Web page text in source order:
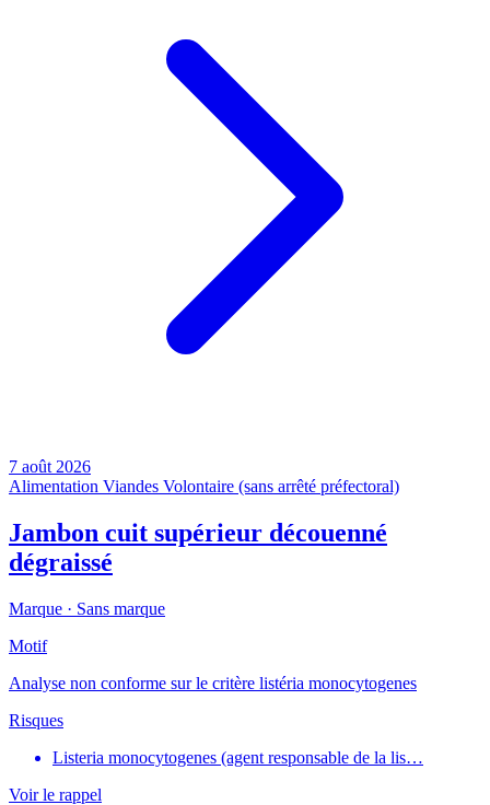
7 août 2026
Alimentation Viandes Volontaire (sans arrêté préfectoral)
Jambon cuit supérieur découenné
dégraissé
Marque · Sans marque
Motif
Analyse non conforme sur le critère listéria monocytogenes
Risques
Listeria monocytogenes (agent responsable de la lis…
Voir le rappel